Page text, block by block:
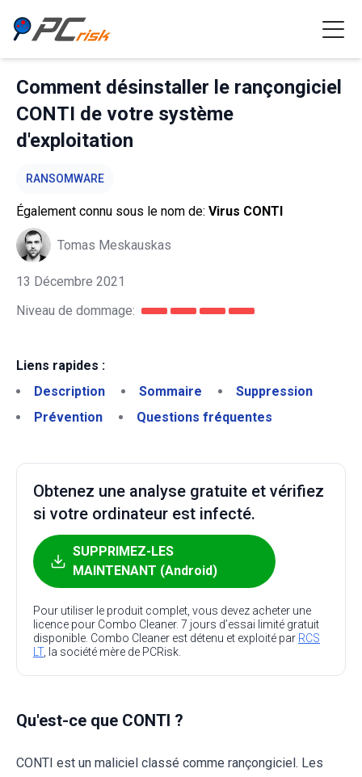
Comment désinstaller le rançongiciel
CONTI de votre système
d'exploitation
RANSOMWARE
Également connu sous le nom de: Virus CONTI
Tomas Meskauskas
13 Décembre 2021
Niveau de dommage:
Liens rapides :
Description
Sommaire
Suppression
Prévention
Questions fréquentes
Obtenez une analyse gratuite et vérifiez
si votre ordinateur est infecté.
SUPPRIMEZ-LES
MAINTENANT (Android)
Pour utiliser le produit complet, vous devez acheter une
licence pour Combo Cleaner. 7 jours d’essai limité gratuit
disponible. Combo Cleaner est détenu et exploité par RCS
LT, la société mère de PCRisk.
Qu'est-ce que CONTI ?
CONTI est un maliciel classé comme rançongiciel. Les